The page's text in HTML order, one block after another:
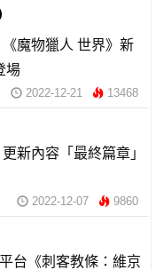
《魔物獵人 世界》新
場
2022-12-21 13468
新內容「最終篇章」
2022-12-07 9860
台《刺客教條：維京